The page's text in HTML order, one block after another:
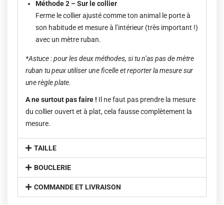
Méthode 2 – Sur le collier
Ferme le collier ajusté comme ton animal le porte à
son habitude et mesure à l’intérieur (très important !)
avec un mètre ruban.
*Astuce : pour les deux méthodes, si tu n’as pas de mètre
ruban tu peux utiliser une ficelle et reporter la mesure sur
une règle plate.
A ne surtout pas faire ! Il ne faut pas prendre la mesure
du collier ouvert et à plat, cela fausse complètement la
mesure.
TAILLE
BOUCLERIE
COMMANDE ET LIVRAISON